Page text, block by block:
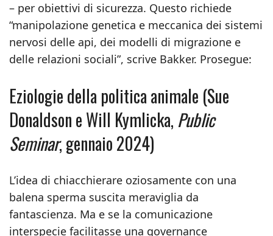
– per obiettivi di sicurezza. Questo richiede
“manipolazione genetica e meccanica dei sistemi
nervosi delle api, dei modelli di migrazione e
delle relazioni sociali”, scrive Bakker. Prosegue:
Eziologie della politica animale (Sue
Donaldson e Will Kymlicka, Public
Seminar, gennaio 2024)
L’idea di chiacchierare oziosamente con una
balena sperma suscita meraviglia da
fantascienza. Ma e se la comunicazione
interspecie facilitasse una governance